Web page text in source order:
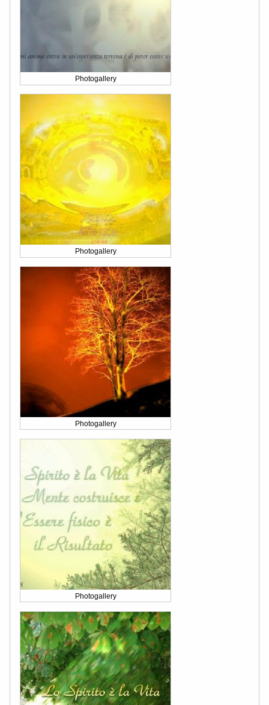
Photogallery
Photogallery
Photogallery
Photogallery